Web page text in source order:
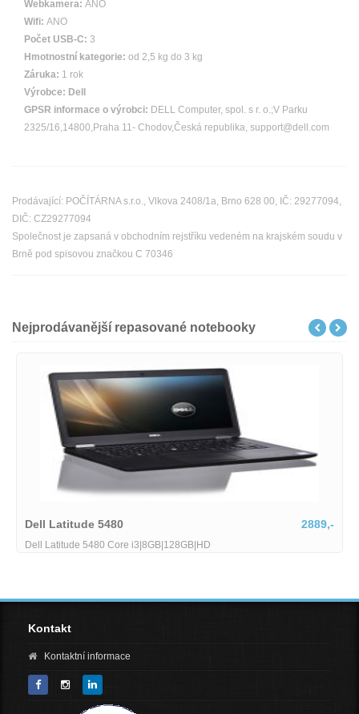
Webkamera: ANO
Wifi: ANO
Počet USB-C: 3
Hmotnostní kategorie: od 2,5 kg do 3 kg
Záruka: 1 rok
Výrobce: Dell
GPSR informace o výrobci: DELL Computer, spol. s r. o.;V Parku
2325/16,14800,Praha 11- Chodov,Česká republika, support@dell.com
Prodávající: POČÍTÁRNA s.r.o., Vlkova 2408/1a, Brno 628 00, IČ: 29277094,
DIČ: CZ29277094
Společnost je zapsaná v obchodním rejstříku vedeném na krajském soudu v
Brně pod spisovou značkou C 70346
Nejprodávanější repasované notebooky
Dell Latitude 5480 2889,-
Dell Latitude 5480 Core i3|8GB|128GB|HD
Kontakt
Kontaktní informace